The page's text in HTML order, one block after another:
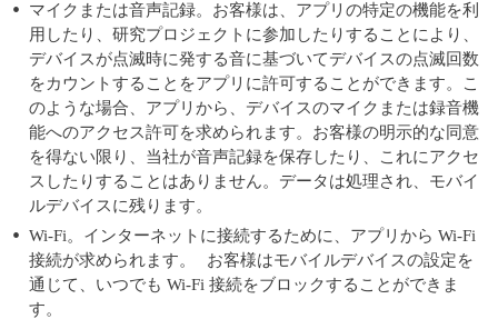
マイクまたは音声記録。お客様は、アプリの特定の機能を利
用したり、研究プロジェクトに参加したりすることにより、
デバイスが点滅時に発する音に基づいてデバイスの点滅回数
をカウントすることをアプリに許可することができます。こ
のような場合、アプリから、デバイスのマイクまたは録音機
能へのアクセス許可を求められます。お客様の明示的な同意
を得ない限り、当社が音声記録を保存したり、これにアクセ
スしたりすることはありません。データは処理され、モバイ
ルデバイスに残ります。
Wi-Fi。インターネットに接続するために、アプリから Wi-Fi
接続が求められます。 お客様はモバイルデバイスの設定を
通じて、いつでも Wi-Fi 接続をブロックすることができま
す。